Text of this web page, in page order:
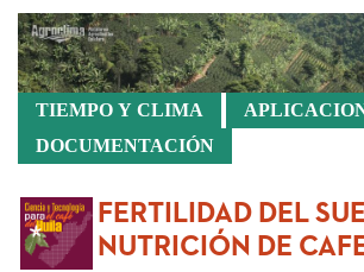
TIEMPO Y CLIMA
DOCUMENTACIÓN
FERTILIDAD DEL
NUTRICIÓN DE